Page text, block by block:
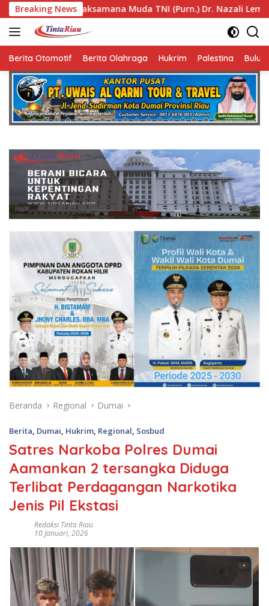
Langsung
ke
konten
Breaking News
Muda TNI (Purn.) Dr. Nazali Lempo Layak
Berita Otomotif Berita Olahraga Hukrim Palestina
Beranda Regional Dumai
Berita Dumai Hukrim Regional Sosbud
Satres Narkoba Polres Dumai
Aamankan 2 tersangka Diduga
Terlibat Perdagangan Narkotika
Jenis Pil Ekstasi
Redaksi Tinta Riau
10 Januari, 2026